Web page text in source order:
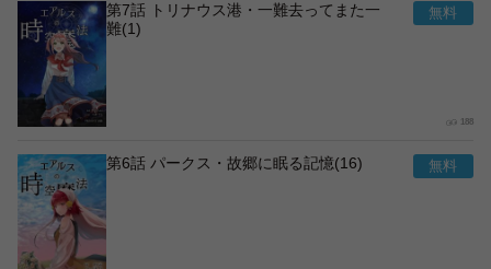
第7話 トリナウス港・一難去ってまた一
難(1)
188
第6話 パークス・故郷に眠る記憶(16)